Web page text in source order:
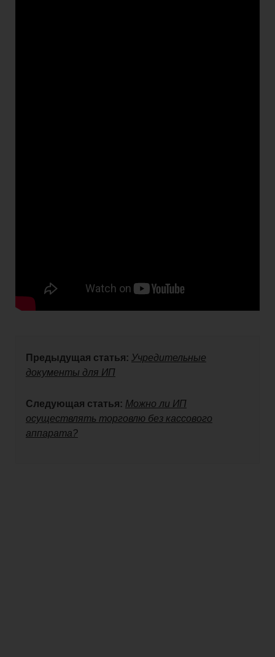
Предыдущая статья: Учредительные
документы для ИП
Следующая статья: Можно ли ИП
осуществлять торговлю без кассового
аппарата?